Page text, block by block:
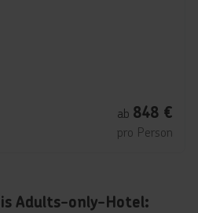
ab 848 €
pro Person
Adults-only-Hotel: